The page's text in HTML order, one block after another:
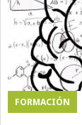
FORMACIÓN